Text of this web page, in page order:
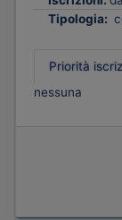
Tipologia:
Priorità
nessuna